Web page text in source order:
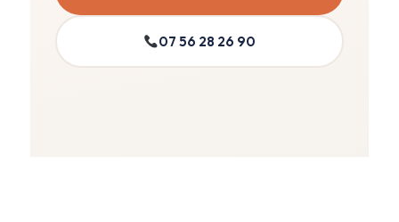
07 56 28 26 90